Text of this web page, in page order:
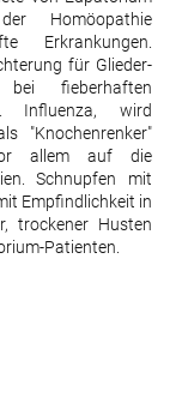
Homöopathie
Erkrankungen.
für Glieder-
bei fieberhaften
Influenza, wird
"Knochenrenker"
allem auf die
Schnupfen mit
Empfindlichkeit in
trockener Husten
Patienten.